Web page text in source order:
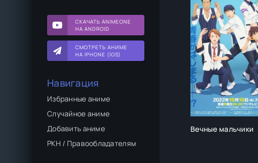
СКАЧАТЬ ANIMEONE
НА ANDROID
СМОТРЕТЬ АНИМЕ
НА IPHONE (IOS)
Навигация
Избранные аниме
Случайное аниме
Добавить аниме
РКН / Правообладателям
Вечные мальчики